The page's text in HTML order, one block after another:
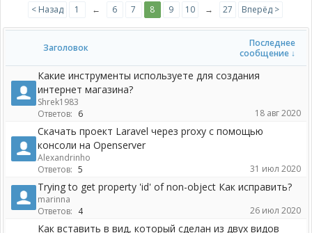
< Назад 1 ← 6 7 8 9 10 → 27 Вперёд >
Заголовок
Последнее
сообщение ↓
Какие инструменты используете для создания
интернет магазина?
Shrek1983
Ответов: 6 18 авг 2020
Скачать проект Laravel через proxy с помощью
консоли на Openserver
Alexandrinho
Ответов: 5 31 июл 2020
Trying to get property 'id' of non-object Как исправить?
marinna
Ответов: 4 26 июл 2020
Как вставить в вид, который сделан из двух видов